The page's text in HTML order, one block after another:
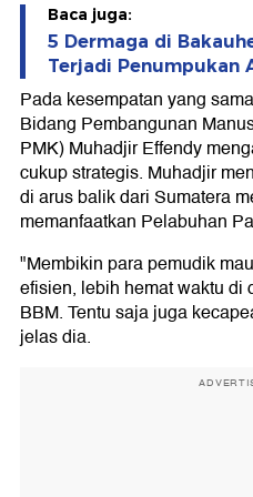
Baca juga:
5 Dermaga di
Terjadi Penumpukan
Pada kesempatan yang
Bidang Pembangunan
PMK) Muhadjir Effendy
cukup strategis. Muhadjir
di arus balik dari Sumatera
memanfaatkan Pelabuhan
"Membikin para pemudik
efisien, lebih hemat waktu di
BBM. Tentu saja juga
jelas dia.